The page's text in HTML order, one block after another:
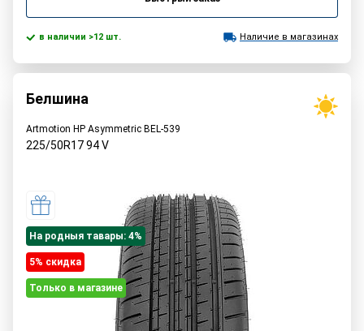
в наличии >12 шт. Наличие в магазинах
Белшина
Artmotion HP Asymmetric BEL-539
225/50R1794V
На родныя тавары: 4%
5% cкидка
Только в магазине